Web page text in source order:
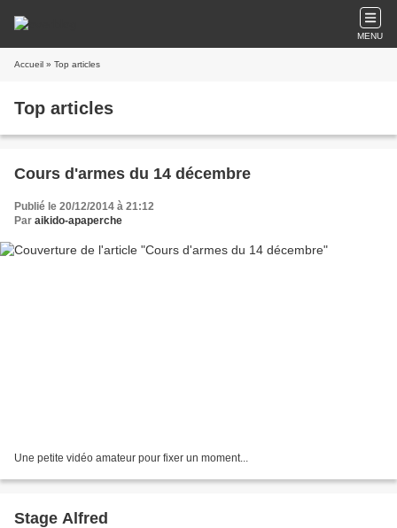
MENU
Accueil » Top articles
Top articles
Cours d'armes du 14 décembre
Publié le 20/12/2014 à 21:12
Par aikido-apaperche
Une petite vidéo amateur pour fixer un moment...
Stage Alfred